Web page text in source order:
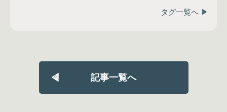
タグ一覧へ
記事一覧へ